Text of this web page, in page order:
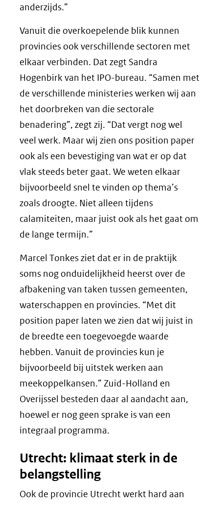
anderzijds.”
Vanuit die overkoepelende blik kunnen
provincies ook verschillende sectoren met
elkaar verbinden. Dat zegt Sandra
Hogenbirk van het IPO-bureau. “Samen met
de verschillende ministeries werken wij aan
het doorbreken van die sectorale
benadering”, zegt zij. “Dat vergt nog wel
veel werk. Maar wij zien ons position paper
ook als een bevestiging van wat er op dat
vlak steeds beter gaat. We weten elkaar
bijvoorbeeld snel te vinden op thema’s
zoals droogte. Niet alleen tijdens
calamiteiten, maar juist ook als het gaat om
de lange termijn.”
Marcel Tonkes ziet dat er in de praktijk
soms nog onduidelijkheid heerst over de
afbakening van taken tussen gemeenten,
waterschappen en provincies. “Met dit
position paper laten we zien dat wij juist in
de breedte een toegevoegde waarde
hebben. Vanuit de provincies kun je
bijvoorbeeld bij uitstek werken aan
meekoppelkansen.” Zuid-Holland en
Overijssel besteden daar al aandacht aan,
hoewel er nog geen sprake is van een
integraal programma.
Utrecht: klimaat sterk in de
belangstelling
Ook de provincie Utrecht werkt hard aan